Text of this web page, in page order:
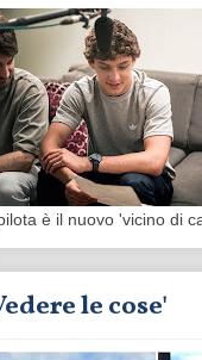
è il nuovo 'vicino di
le cose'